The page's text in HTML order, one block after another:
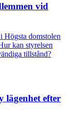
vid
domstolen
kan styrelsen
tillstånd?
lägenhet efter